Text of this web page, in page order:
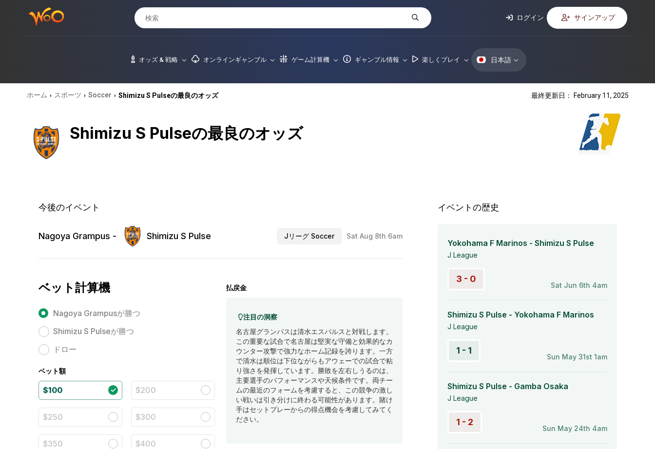
ログイン サインアップ
オッズ & 戦略 オンラインギャンブル ゲーム計算機 ギャンブル情報 楽しくプレイ 日本語
ホーム › スポーツ › Soccer › Shimizu S Pulseの最良のオッズ 最終更新日： February 11, 2025
Shimizu S Pulseの最良のオッズ
今後のイベント
Nagoya Grampus - Shimizu S Pulse Jリーグ Soccer Sat Aug 8th 6am
ベット計算機
Nagoya Grampusが勝つ
Shimizu S Pulseが勝つ
ドロー
ベット額
$100 $200
$250 $300
$350 $400
払戻金
注目の洞察
名古屋グランパスは清水エスパルスと対戦します。
この重要な試合で名古屋は堅実な守備と効果的なカ
ウンター攻撃で強力なホーム記録を誇ります。一方
で清水は順位は下位ながらもアウェーでの試合で粘
り強さを発揮しています。勝敗を左右しうるのは、
主要選手のパフォーマンスや天候条件です。両チー
ムの最近のフォームを考慮すると、この競争の激し
い戦いは引き分けに終わる可能性があります。賭け
手はセットプレーからの得点機会を考慮してみてく
ださい。
イベントの歴史
Yokohama F Marinos - Shimizu S Pulse
J League
3 - 0
Sat Jun 6th 4am
Shimizu S Pulse - Yokohama F Marinos
J League
1 - 1
Sun May 31st 1am
Shimizu S Pulse - Gamba Osaka
J League
1 - 2
Sun May 24th 4am